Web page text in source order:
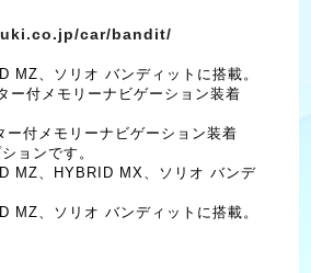
car/bandit/
、ソリオ バンディットに搭載。
付メモリーナビゲーション装着
メモリーナビゲーション装着
ョンです。
、HYBRID MX、ソリオ バンデ
、ソリオ バンディットに搭載。